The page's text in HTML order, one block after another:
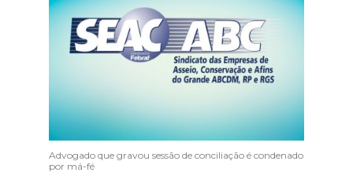
Advogado que gravou sessão de conciliação é condenado
por má-fé